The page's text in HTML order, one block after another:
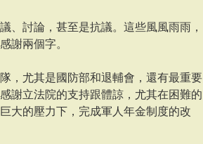
、討論，甚至是抗議。這些風風雨雨，
謝兩個字。
，尤其是國防部和退輔會，還有最重要
謝立法院的支持跟體諒，尤其在困難的
大的壓力下，完成軍人年金制度的改